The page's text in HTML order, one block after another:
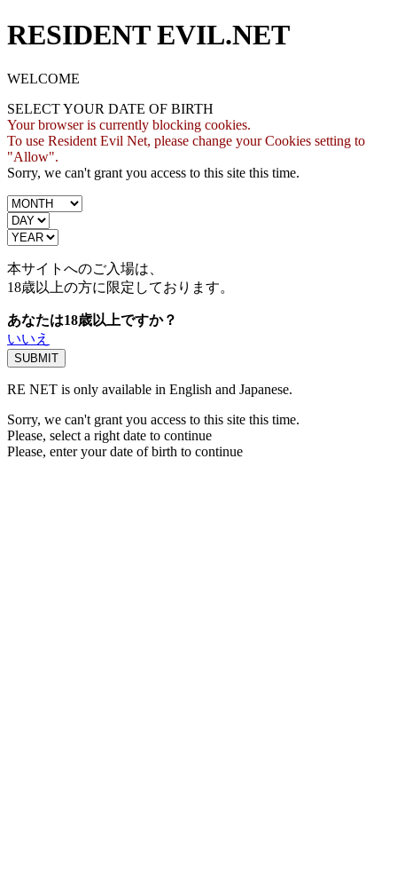
RESIDENT EVIL.NET
WELCOME
SELECT YOUR DATE OF BIRTH
Your browser is currently blocking cookies.
To use Resident Evil Net, please change your Cookies setting to
"Allow".
Sorry, we can't grant you access to this site this time.
本サイトへのご入場は、
18歳以上の方に限定しております。
あなたは18歳以上ですか？
いいえ
RE NET is only available in English and Japanese.
Sorry, we can't grant you access to this site this time.
Please, select a right date to continue
Please, enter your date of birth to continue